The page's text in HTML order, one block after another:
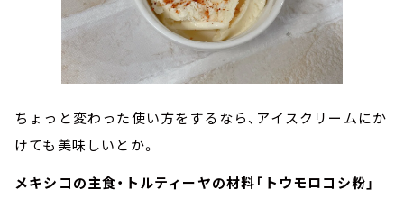
ちょっと変わった使い方をするなら、アイスクリームにか
けても美味しいとか。
メキシコの主食・トルティーヤの材料「トウモロコシ粉」